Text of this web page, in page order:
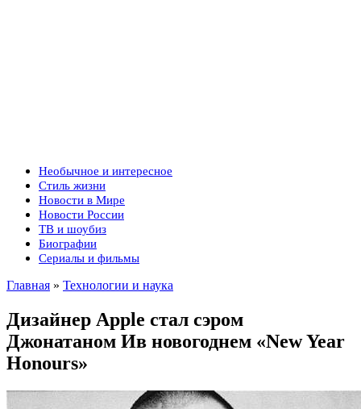
Необычное и интересное
Стиль жизни
Новости в Мире
Новости России
ТВ и шоубиз
Биографии
Сериалы и фильмы
Главная » Технологии и наука
Дизайнер Apple стал сэром
Джонатаном Ив новогоднем «New Year
Honours»